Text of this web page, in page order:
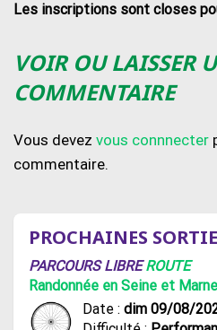
Les inscriptions sont closes
VOIR OU LAISSER
COMMENTAIRE
Vous devez vous connnecter
commentaire.
PROCHAINES
PARCOURS LIBREROUTE
Randonnée en Seine et
Date : dim 09/08/